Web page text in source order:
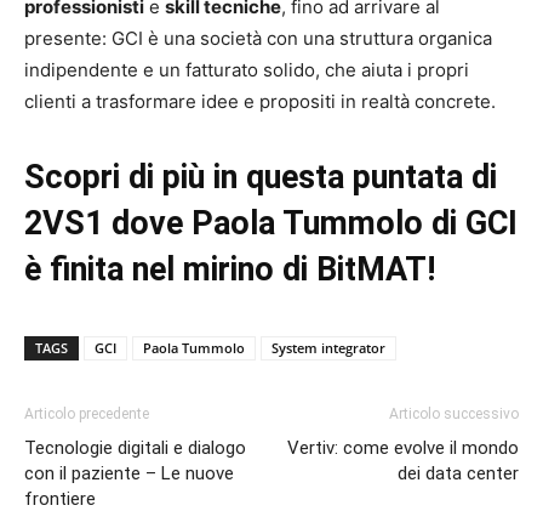
professionisti e skill tecniche, fino ad arrivare al
presente: GCI è una società con una struttura organica
indipendente e un fatturato solido, che aiuta i propri
clienti a trasformare idee e propositi in realtà concrete.
Scopri di più in questa puntata di
2VS1 dove Paola Tummolo di GCI
è finita nel mirino di BitMAT!
TAGS GCI Paola Tummolo System integrator
Articolo precedente
Tecnologie digitali e dialogo
con il paziente – Le nuove
frontiere
Articolo successivo
Vertiv: come evolve il mondo
dei data center